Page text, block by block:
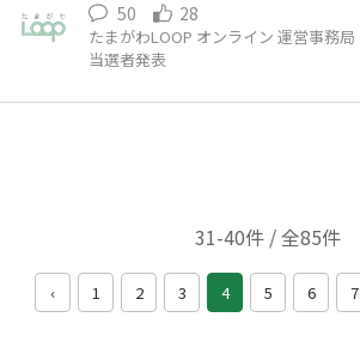
50 28
たまがわLOOP オンライン 運営事務局
当選者発表
31-40件 / 全85件
‹ 1 2 3 4 5 6 7